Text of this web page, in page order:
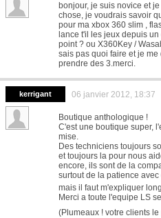
bonjour, je suis novice et
chose, je voudrais savoir
pour ma xbox 360 slim ,
lance t'il les jeux depuis
point ? ou X360Key /
sais pas quoi faire et je
prendre des 3.merci.
kerrigant 06 janvier 2012, 18:37
Boutique anthologique !
C'est une boutique super,
mise.
Des techniciens toujours
et toujours la pour nous
encore, ils sont de la
surtout de la patience
mais il faut m'expliquer
Merci a toute l'equipe LS
(Plumeaux ! votre clients le